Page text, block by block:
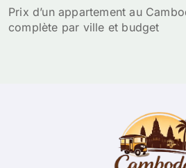
Prix d’un appartement au
complète par ville et budget